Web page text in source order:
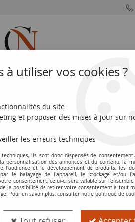
EUROS
de Slobodzeya - 2017
1 Rouble - Ville de
à utiliser vos cookies ?
du site
et proposer des mises à jour sur
les erreurs techniques
ils sont donc dispensés de
personnalisation des annonces et du contenu, la
l'audience et le développement de produits, les
le balayage de l'appareil, le stockage et/ou
consentement, celui-ci sera valable sur l’ensemble
la possibilité de retirer votre consentement à tout
Pour en savoir plus, consulter notre politique de